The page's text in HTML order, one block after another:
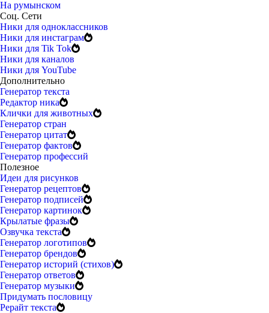
На румынском
Соц. Сети
Ники для одноклассников
Ники для инстаграм
Ники для Tik Tok
Ники для каналов
Ники для YouTube
Дополнительно
Генератор текста
Редактор ника
Клички для животных
Генератор стран
Генератор цитат
Генератор фактов
Генератор профессий
Полезное
Идеи для рисунков
Генератор рецептов
Генератор подписей
Генератор картинок
Крылатые фразы
Озвучка текста
Генератор логотипов
Генератор брендов
Генератор историй (стихов)
Генератор ответов
Генератор музыки
Придумать пословицу
Рерайт текста